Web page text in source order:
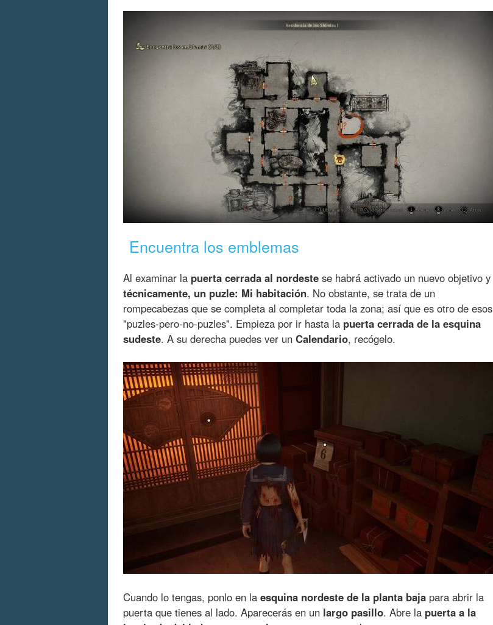
Encuentra los emblemas
Al examinar la puerta cerrada al nordeste se habrá activado un nuevo objetivo y
técnicamente, un puzle: Mi habitación. No obstante, se trata de un
rompecabezas que se completa al completar toda la zona; así que es otro de esos
"puzles-pero-no-puzles". Empieza por ir hasta la puerta cerrada de la esquina
sudeste. A su derecha puedes ver un Calendario, recógelo.
Cuando lo tengas, ponlo en la esquina nordeste de la planta baja para abrir la
puerta que tienes al lado. Aparecerás en un largo pasillo. Abre la puerta a la